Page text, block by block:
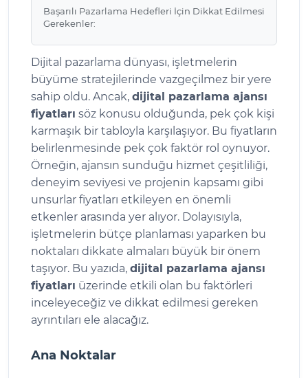
Başarılı Pazarlama Hedefleri İçin Dikkat Edilmesi
Gerekenler:
Dijital pazarlama dünyası, işletmelerin
büyüme stratejilerinde vazgeçilmez bir yere
sahip oldu. Ancak, dijital pazarlama ajansı
fiyatları söz konusu olduğunda, pek çok kişi
karmaşık bir tabloyla karşılaşıyor. Bu fiyatların
belirlenmesinde pek çok faktör rol oynuyor.
Örneğin, ajansın sunduğu hizmet çeşitliliği,
deneyim seviyesi ve projenin kapsamı gibi
unsurlar fiyatları etkileyen en önemli
etkenler arasında yer alıyor. Dolayısıyla,
işletmelerin bütçe planlaması yaparken bu
noktaları dikkate almaları büyük bir önem
taşıyor. Bu yazıda, dijital pazarlama ajansı
fiyatları üzerinde etkili olan bu faktörleri
inceleyeceğiz ve dikkat edilmesi gereken
ayrıntıları ele alacağız.
Ana Noktalar